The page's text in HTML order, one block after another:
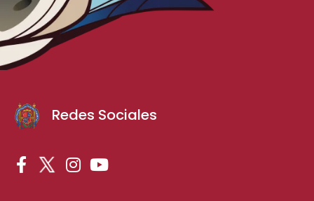
Redes Sociales